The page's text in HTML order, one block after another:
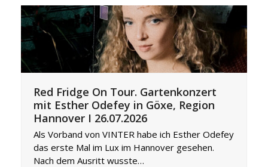
Red Fridge On Tour. Gartenkonzert
mit Esther Odefey in Göxe, Region
Hannover I 26.07.2026
Als Vorband von VINTER habe ich Esther Odefey
das erste Mal im Lux im Hannover gesehen.
Nach dem Ausritt wusste…